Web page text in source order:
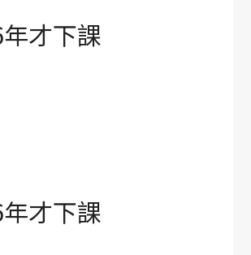
才下課
才下課